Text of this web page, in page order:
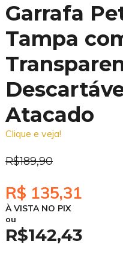
Garrafa
Tampa
Atacado
Clique e veja!
R$189,90
R$ 135,31
À VISTA NO PIX
ou
R$142,43